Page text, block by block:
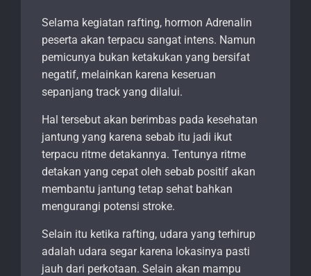
Selama kegiatan rafting, hormon Adrenalin
peserta akan terpacu sangat intens. Namun
pemicunya bukan ketakukan yang bersifat
negatif, melainkan karena keseruan
sepanjang track yang dilalui.
Hal tersebut akan berimbas pada kesehatan
jantung yang karena sebab itu jadi ikut
terpacu ritme detakannya. Tentunya ritme
detakan yang cepat oleh sebab positif akan
membantu jantung tetap sehat bahkan
mengurangi potensi stroke.
Selain itu ketika rafting, udara yang terhirup
adalah udara segar karena lokasinya pasti
jauh dari perkotaan. Selain akan mampu